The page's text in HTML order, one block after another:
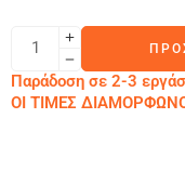
Παράδοση σε 2-3
ΟΙ ΤΙΜΕΣ